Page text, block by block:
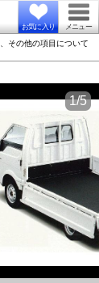
お気に入り メニュー
その他の項目について
1/5